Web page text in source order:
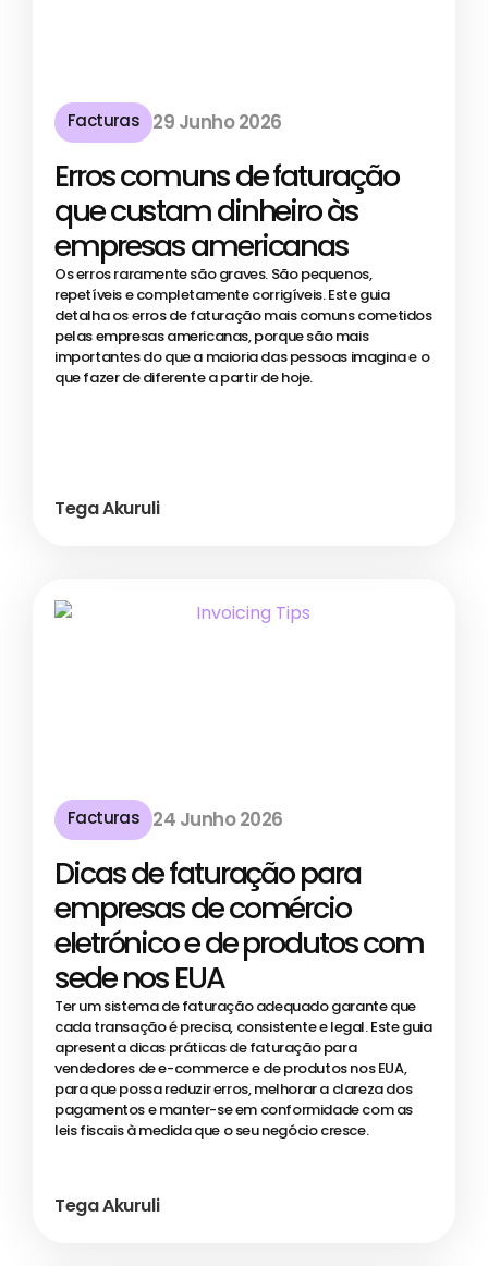
Facturas 29 Junho 2026
Erros comuns de faturação
que custam dinheiro às
empresas americanas
Os erros raramente são graves. São pequenos,
repetíveis e completamente corrigíveis. Este guia
detalha os erros de faturação mais comuns cometidos
pelas empresas americanas, porque são mais
importantes do que a maioria das pessoas imagina e o
que fazer de diferente a partir de hoje.
Tega Akuruli
Facturas 24 Junho 2026
Dicas de faturação para
empresas de comércio
eletrónico e de produtos com
sede nos EUA
Ter um sistema de faturação adequado garante que
cada transação é precisa, consistente e legal. Este guia
apresenta dicas práticas de faturação para
vendedores de e-commerce e de produtos nos EUA,
para que possa reduzir erros, melhorar a clareza dos
pagamentos e manter-se em conformidade com as
leis fiscais à medida que o seu negócio cresce.
Tega Akuruli